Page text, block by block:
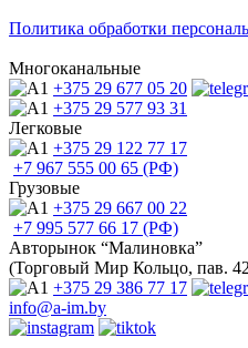
Политика обработки
Многоканальные
+375 29 677 05 20
+375 29 577 93 31
Легковые
+375 29 122 77 17
+7 967 555 00 65 (РФ)
Грузовые
+375 29 667 00 22
+7 995 577 66 17 (РФ)
Авторынок “Малиновка”
(Торговый Мир Кольцо, пав.
+375 29 386 77 17
info@a-im.by